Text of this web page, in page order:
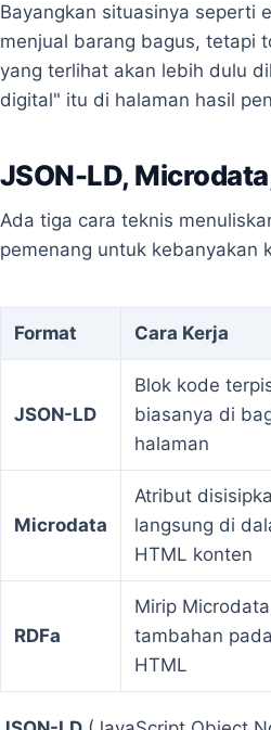
Bayangkan situasinya seperti
menjual barang bagus, tetapi
yang terlihat akan lebih dulu
digital" itu di halaman hasil
JSON-LD,
Ada tiga cara teknis
pemenang untuk kebanyakan
Format Cara Kerja
JSON-LD
Blok kode
biasanya di
halaman
Microdata
Atribut
langsung di
HTML konten
RDFa
Mirip
tambahan
HTML